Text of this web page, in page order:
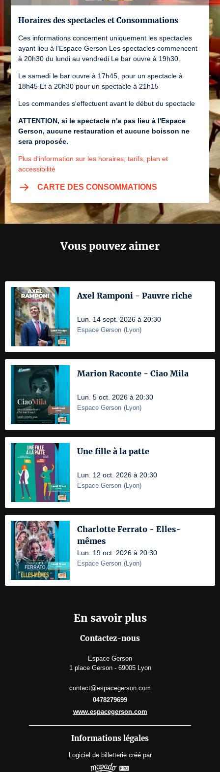
Vous pouvez aimer
Axel Ramponi - Pauvre riche
Lun. 14 sept. 2026 à 20:30
Espace Gerson (Lyon)
Marion Raconte - Ciao Mila
Lun. 5 oct. 2026 à 20:30
Espace Gerson (Lyon)
Une fille à la patte
Lun. 12 oct. 2026 à 20:30
Espace Gerson (Lyon)
Charlotte Ferrato - Elles-
mêmes
Lun. 19 oct. 2026 à 20:30
Espace Gerson (Lyon)
Horaires des spectacles et Consommations
Ces informations concernent uniquement les spectacles
ayant lieu à l'Espace Gerson Les spectacles commencent
à 20h30 du lundi au vendredi Le bar ouvre à 19h30.
Le samedi le bar ouvre à 17h45, pour un spectacle à
18h45 Et à 20h30 pour un spectacle à 21h15
Les commandes s'effectuent avant le début du spectacle
ATTENTION, si le spectacle n'a pas lieu à l'Espace
Gerson, aucune restauration et aucune boisson ne
sera proposée.
Plus d'information sur les horaires, tarifs, plan et
accessibilité
CARTE DES CONSOMMATIONS
En savoir plus
Contactez-nous
Espace Gerson
1 place Gerson - 69005 Lyon
contact@espacegerson.com
0478279699
www.espacegerson.com
Informations légales
Logiciel de billetterie créé par